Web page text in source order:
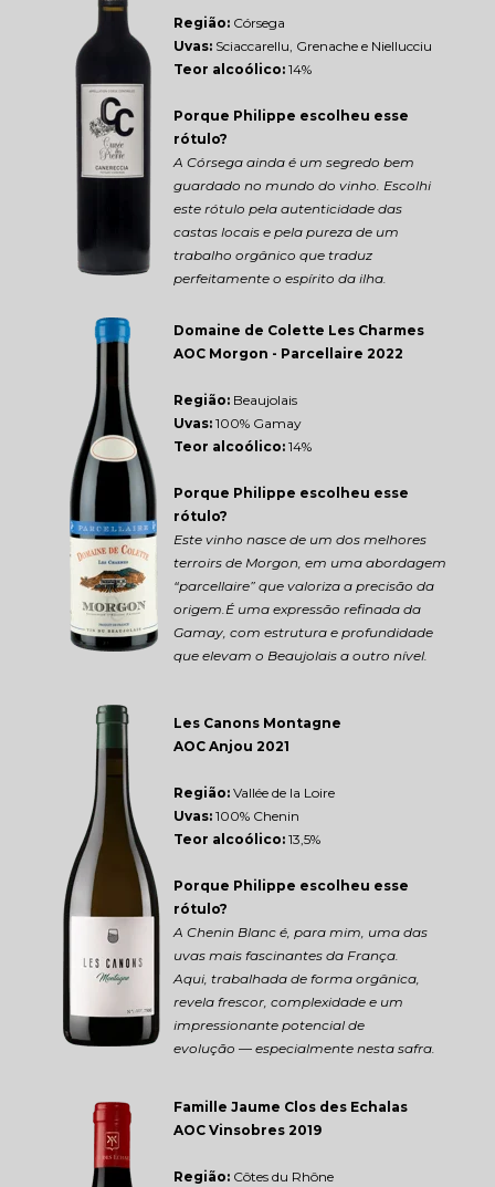
Domaine de Colette Les Charmes
AOC Morgon - Parcellaire 2022
Região: Beaujolais
Uvas: 100% Gamay
Teor alcoólico: 14%
Porque Philippe escolheu esse
rótulo?
Este vinho nasce de um dos melhores
terroirs de Morgon, em uma abordagem
“parcellaire” que valoriza a precisão da
origem.É uma expressão refinada da
Gamay, com estrutura e profundidade
que elevam o Beaujolais a outro nível.
Les Canons Montagne
AOC Anjou 2021
Região: Vallée de la Loire
Uvas: 100% Chenin
Teor alcoólico: 13,5%
Porque Philippe escolheu esse
rótulo?
A Chenin Blanc é, para mim, uma das
uvas mais fascinantes da França.
Aqui, trabalhada de forma orgânica,
revela frescor, complexidade e um
impressionante potencial de
evolução — especialmente nesta safra.
Região: Córsega
Uvas: Sciaccarellu, Grenache e Niellucciu
Teor alcoólico: 14%
Porque Philippe escolheu esse
rótulo?
A Córsega ainda é um segredo bem
guardado no mundo do vinho. Escolhi
este rótulo pela autenticidade das
castas locais e pela pureza de um
trabalho orgânico que traduz
perfeitamente o espírito da ilha.
Famille Jaume Clos des Echalas
AOC Vinsobres 2019
Região: Côtes du Rhône